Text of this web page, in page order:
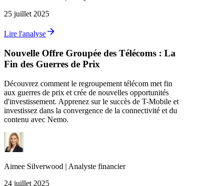
25 juillet 2025
Lire l'analyse
Nouvelle Offre Groupée des Télécoms : La
Fin des Guerres de Prix
Découvrez comment le regroupement télécom met fin
aux guerres de prix et crée de nouvelles opportunités
d'investissement. Apprenez sur le succès de T-Mobile et
investissez dans la convergence de la connectivité et du
contenu avec Nemo.
Aimee Silverwood | Analyste financier
24 juillet 2025